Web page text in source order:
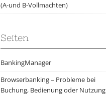
(A-und B-Vollmachten)
Seiten
BankingManager
Browserbanking – Probleme bei
Buchung, Bedienung oder Nutzung